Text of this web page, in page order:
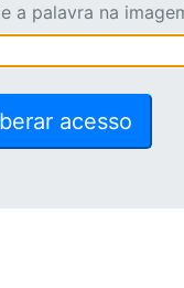
a palavra na